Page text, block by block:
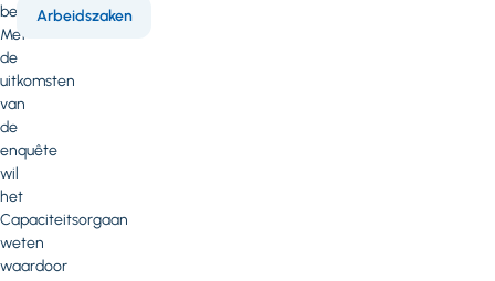
beroepsgroep.
Met
de
uitkomsten
van
de
enquête
wil
het
Capaciteitsorgaan
weten
waardoor
Arbeidszaken